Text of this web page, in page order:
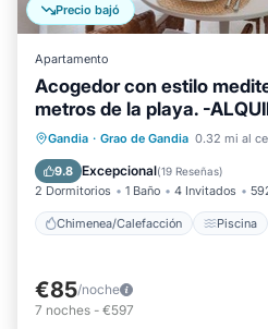
Precio bajó
Apartamento
Acogedor con estilo
metros de la playa. -
FAMILIAS-ALQUILER SOLO
Gandia · Grao de Gandia 0.32 mi al
9.8 Excepcional(19 Reseñas)
2 Dormitorios 1 Baño 4 Invitados
Chimenea/Calefacción Piscina
Chimenea/Calefacción
Balcón/Terraza
€85/noche
7 noches - €597